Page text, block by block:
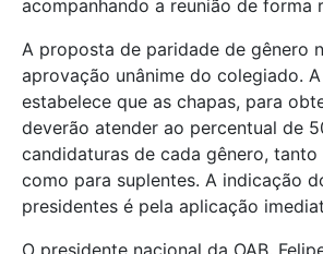
acompanhando a reunião de forma
A proposta de paridade de gênero
aprovação unânime do colegiado.
estabelece que as chapas, para
deverão atender ao percentual de
candidaturas de cada gênero,
como para suplentes. A indicação
presidentes é pela aplicação
O presidente nacional da OAB,